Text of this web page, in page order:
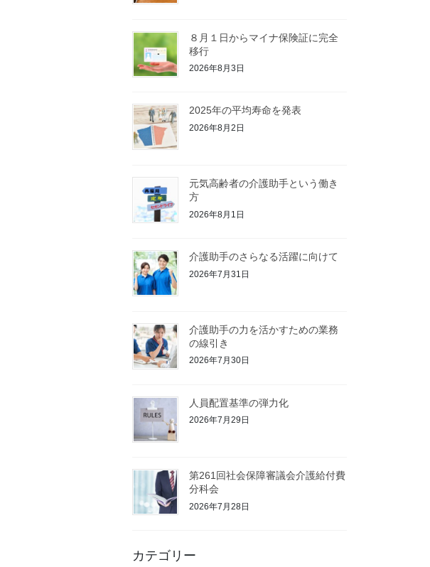
８月１日からマイナ保険証に完全
移行
2026年8月3日
2025年の平均寿命を発表
2026年8月2日
元気高齢者の介護助手という働き
方
2026年8月1日
介護助手のさらなる活躍に向けて
2026年7月31日
介護助手の力を活かすための業務
の線引き
2026年7月30日
人員配置基準の弾力化
2026年7月29日
第261回社会保障審議会介護給付費
分科会
2026年7月28日
カテゴリー